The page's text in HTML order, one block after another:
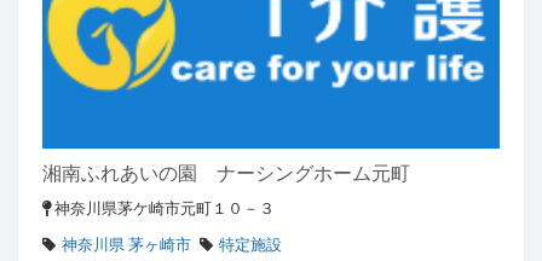
湘南ふれあいの園 ナーシングホーム元町
神奈川県茅ケ崎市元町１０－３
神奈川県 茅ヶ崎市
特定施設